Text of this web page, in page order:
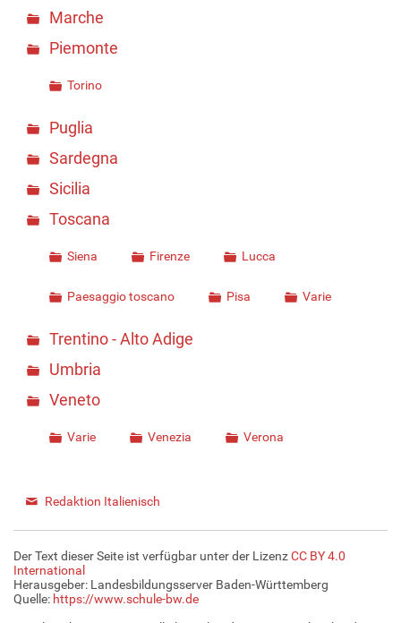
Marche
Piemonte
Torino
Puglia
Sardegna
Sicilia
Toscana
Siena Firenze Lucca
Paesaggio toscano Pisa Varie
Trentino - Alto Adige
Umbria
Veneto
Varie Venezia Verona
Redaktion Italienisch
Der Text dieser Seite ist verfügbar unter der LizenzCC BY 4.0
International
Herausgeber: Landesbildungsserver Baden-Württemberg
Quelle: https://www.schule-bw.de